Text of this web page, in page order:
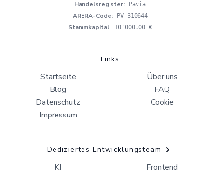
Handelsregister: Pavia
ARERA-Code: PV-310644
Stammkapital: 10'000.00 €
Links
Startseite
Über uns
Blog
FAQ
Datenschutz
Cookie
Impressum
Dediziertes Entwicklungsteam
KI
Frontend